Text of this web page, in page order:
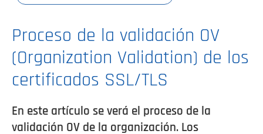
Proceso de la validación OV
(Organization Validation) de los
certificados SSL/TLS
En este artículo se verá el proceso de la
validación OV de la organización. Los